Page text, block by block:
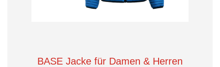
BASE Jacke für Damen & Herren